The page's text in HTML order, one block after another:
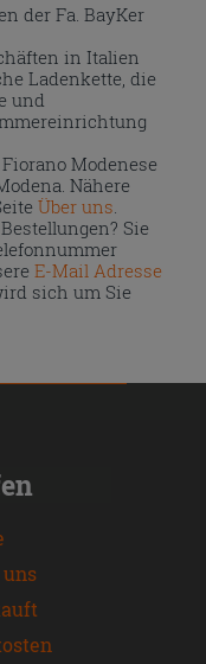
der Fa. BayKer
in Italien
Ladenkette, die
und
Modenese
Nähere
Über uns
Sie
E-Mail Adresse
sich um Sie